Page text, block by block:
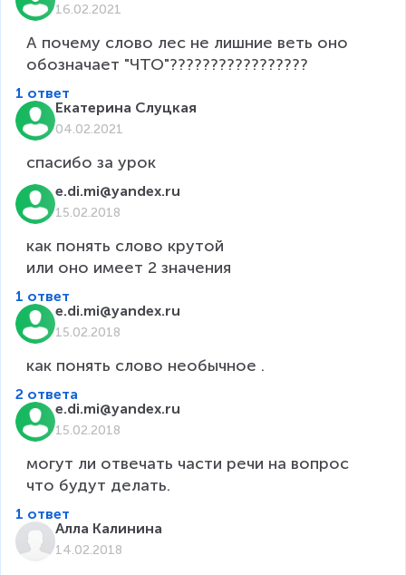
16.02.2021
А почему слово лес не лишние веть оно
обозначает "ЧТО"?????????????????
1 ответ
Екатерина Слуцкая
04.02.2021
спасибо за урок
e.di.mi@yandex.ru
15.02.2018
как понять слово крутой
или оно имеет 2 значения
1 ответ
e.di.mi@yandex.ru
15.02.2018
как понять слово необычное .
2 ответа
e.di.mi@yandex.ru
15.02.2018
могут ли отвечать части речи на вопрос
что будут делать.
1 ответ
Алла Калинина
14.02.2018